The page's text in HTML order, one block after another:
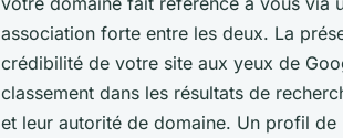
association forte entre les deux. La
crédibilité de votre site aux yeux de
classement dans les résultats de
et leur autorité de domaine. Un profil